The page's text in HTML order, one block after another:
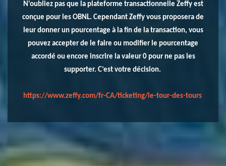
N'oubliez pas que la plateforme transactionnelle Zeffy est
conçue pour les OBNL. Cependant Zeffy vous proposera de
leur donner un pourcentage à la fin de la transaction, vous
pouvez accepter de le faire ou modifier le pourcentage
accordé ou encore inscrire la valeur 0 pour ne pas les
supporter. C’est votre décision.
https://www.zeffy.com/fr-CA/ticketing/le-tour-des-tours